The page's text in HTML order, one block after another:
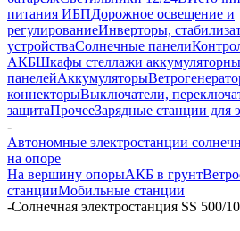
питания ИБПДорожное освещение и
регулированиеИнверторы,
устройстваСолнечные панели
АКБШкафы стеллажи
панелейАккумуляторы
коннекторыВыключатели,
защитаПрочееЗарядные станции для
-
Автономные электростанции
на опоре
На вершину опорыАКБ в грунт
станцииМобильные станции
-Солнечная электростанция SS 500/